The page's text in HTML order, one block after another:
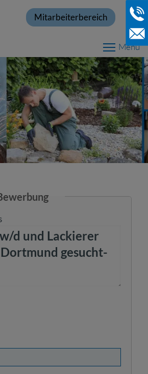
Mitarbeiterbereich
Menu